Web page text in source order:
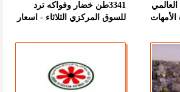
الأمهات
3341طن خضار وفواكه ترد
للسوق المركزي الثلاثاء - اسعار